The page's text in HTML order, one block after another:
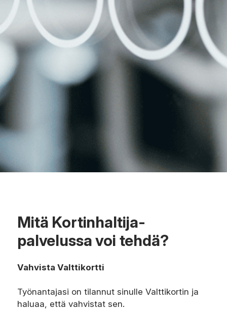
Mitä Kortinhaltija-
palvelussa voi tehdä?
Vahvista Valttikortti
Työnantajasi on tilannut sinulle Valttikortin ja
haluaa, että vahvistat sen.